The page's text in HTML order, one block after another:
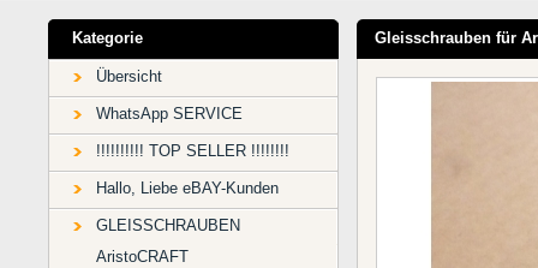
Kategorie
Übersicht
WhatsApp SERVICE
!!!!!!!!!! TOP SELLER !!!!!!!!
Hallo, Liebe eBAY-Kunden
GLEISSCHRAUBEN
AristoCRAFT
Gleisschrauben für